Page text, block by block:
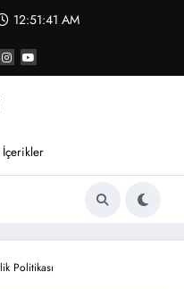
12:51:42 AM
Politikası